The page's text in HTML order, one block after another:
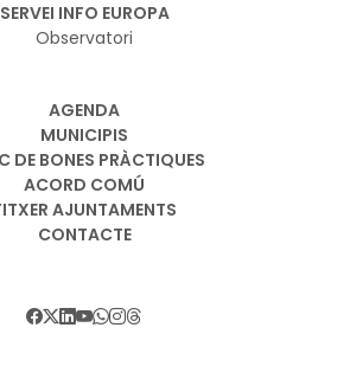
SERVEI INFO EUROPA
Observatori
AGENDA
MUNICIPIS
DE BONES PRÀCTIQUES
ACORD COMÚ
AJUNTAMENTS
CONTACTE